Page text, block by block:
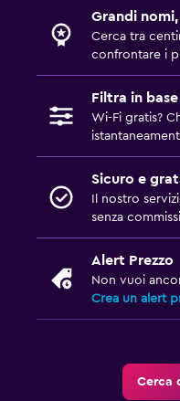
Grandi
Cerca tra
confrontare i
Filtra in
Wi-Fi gratis?
Sicuro e
Il nostro
senza
Alert Prezzo
Non vuoi
Crea un alert
Cerca